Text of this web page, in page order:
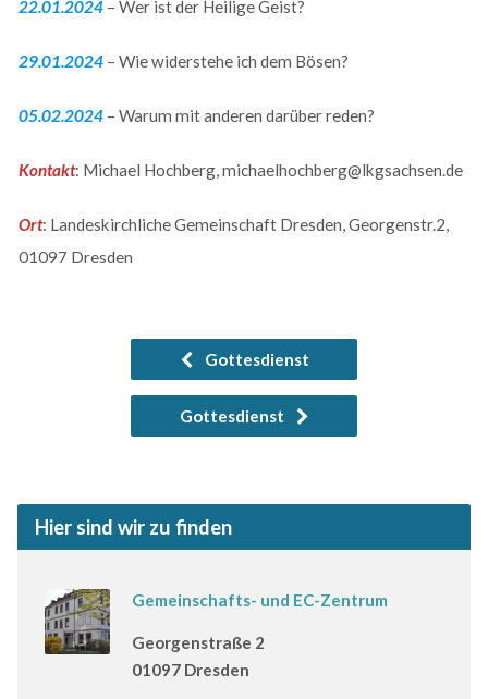
22.01.2024– Wer ist der Heilige Geist?
29.01.2024– Wie widerstehe ich dem Bösen?
05.02.2024– Warum mit anderen darüber reden?
Kontakt: Michael Hochberg, michaelhochberg@lkgsachsen.de
Ort: Landeskirchliche Gemeinschaft Dresden, Georgenstr.2,
01097 Dresden
Gottesdienst
Gottesdienst
Hier sind wir zu finden
Gemeinschafts- und EC-Zentrum
Georgenstraße 2
01097 Dresden